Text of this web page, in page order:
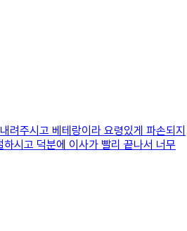
려주시고 베테랑이라 요령있게 파손되지
시고 덕분에 이사가 빨리 끝나서 너무